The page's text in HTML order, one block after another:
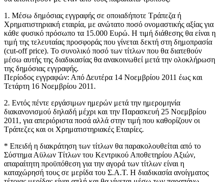
1. Μέσω δημόσιας εγγραφής σε οποιαδήποτε Τράπεζα ή
Χρηματιστηριακή εταιρία, με ανώτατο ποσό ονομαστικής αξίας για
κάθε φυσικό πρόσωπο τα 15.000 Ευρώ. Η τιμή διάθεσης θα είναι η
τιμή της τελευταίας προσφοράς που γίνεται δεκτή στη δημοπρασία
(cut-off price). Το συνολικό ποσό των τίτλων που θα διατεθούν
μέσω αυτής της διαδικασίας θα ανακοινωθεί μετά την ολοκλήρωση
της δημόσιας εγγραφής.
Περίοδος εγγραφών: Από Δευτέρα 14 Νοεμβρίου 2011 έως και
Τετάρτη 16 Νοεμβρίου 2011.
2. Εντός πέντε εργάσιμων ημερών μετά την ημερομηνία
διακανονισμού δηλαδή μέχρι και την Παρασκευή 25 Νοεμβρίου
2011, για απεριόριστα ποσά αλλά στην τιμή που καθορίζουν οι
Τράπεζες και οι Χρηματιστηριακές Εταιρίες.
* Επειδή η διακράτηση των τίτλων θα παρακολουθείται από το
Σύστημα Αϋλων Τίτλων του Κεντρικού Αποθετηρίου Αξιών,
απαραίτητη προϋπόθεση για την αγορά των τίτλων είναι η
καταχώρησή τους σε μερίδα του Σ.Α.Τ. Η διαδικασία ανοίγματος